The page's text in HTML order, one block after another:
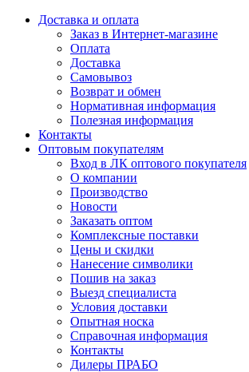
Доставка и оплата
Заказ в Интернет-магазине
Оплата
Доставка
Самовывоз
Возврат и обмен
Нормативная информация
Полезная информация
Контакты
Оптовым покупателям
Вход в ЛК оптового покупателя
О компании
Производство
Новости
Заказать оптом
Комплексные поставки
Цены и скидки
Нанесение символики
Пошив на заказ
Выезд специалиста
Условия доставки
Опытная носка
Справочная информация
Контакты
Дилеры ПРАБО